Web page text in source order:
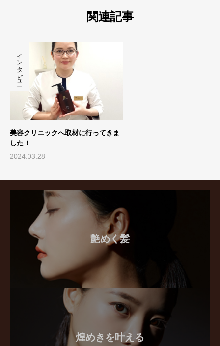
関連記事
美容クリニックへ取材に行ってきま
した！
2024.03.28
インタビュー
艶めく髪
煌めきを叶える